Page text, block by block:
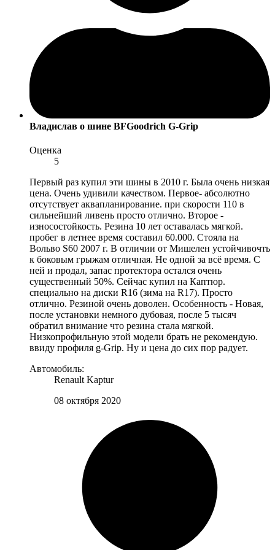
Владислав о шине BFGoodrich G-Grip
Оценка
5
Первый раз купил эти шины в 2010 г. Была очень низкая
цена. Очень удивили качеством. Первое- абсолютно
отсутствует аквапланирование. при скорости 110 в
сильнейший ливень просто отлично. Второе -
износостойкость. Резина 10 лет оставалась мягкой.
пробег в летнее время составил 60.000. Стояла на
Вольво S60 2007 г. В отличии от Мишелен устойчивочть
к боковым грыжам отличная. Не одной за всё время. С
ней и продал, запас протектора остался очень
существенный 50%. Сейчас купил на Каптюр.
специально на диски R16 (зима на R17). Просто
отлично. Резиной очень доволен. Особенность - Новая,
после установки немного дубовая, после 5 тысяч
обратил внимание что резина стала мягкой.
Низкопрофильную этой модели брать не рекомендую.
ввиду профиля g-Grip. Ну и цена до сих пор радует.
Автомобиль:
Renault Kaptur
08 октября 2020